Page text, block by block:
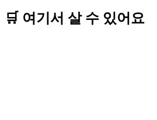
🛒 여기서 살 수 있어요